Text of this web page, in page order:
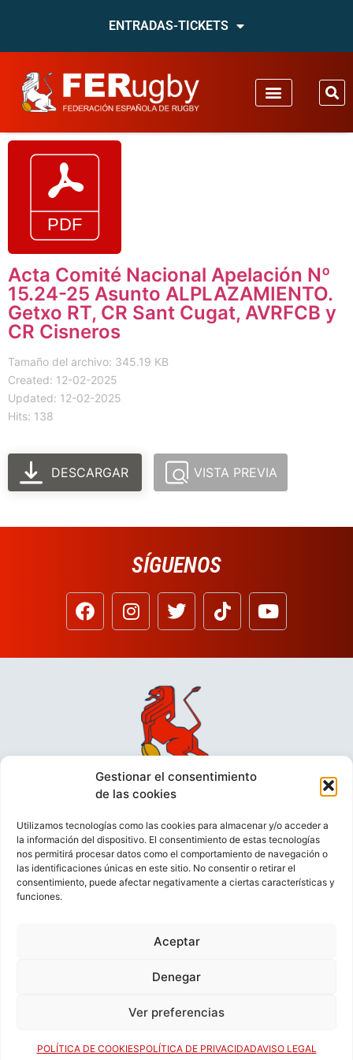
Gestionar el consentimiento
de las cookies
Utilizamos tecnologías como las cookies para almacenar y/o acceder a
la información del dispositivo. El consentimiento de estas tecnologías
nos permitirá procesar datos como el comportamiento de navegación o
las identificaciones únicas en este sitio. No consentir o retirar el
consentimiento, puede afectar negativamente a ciertas características y
funciones.
Aceptar
Denegar
Ver preferencias
POLÍTICA DE COOKIESPOLÍTICA DE PRIVACIDADAVISO LEGAL
ENTRADAS-TICKETS
Acta Comité Nacional Apelación Nº
15.24-25 Asunto ALPLAZAMIENTO.
Getxo RT, CR Sant Cugat, AVRFCB y
CR Cisneros
Tamaño del archivo: 345.19 KB
Created: 12-02-2025
Updated: 12-02-2025
Hits: 138
DESCARGAR VISTA PREVIA
SÍGUENOS
VIDEOCONFERENCIAS
POLÍTICA DE PRIVACIDAD
CONTACTO
© FEDERACIÓN ESPAÑOLA DE RUGBY 2023.